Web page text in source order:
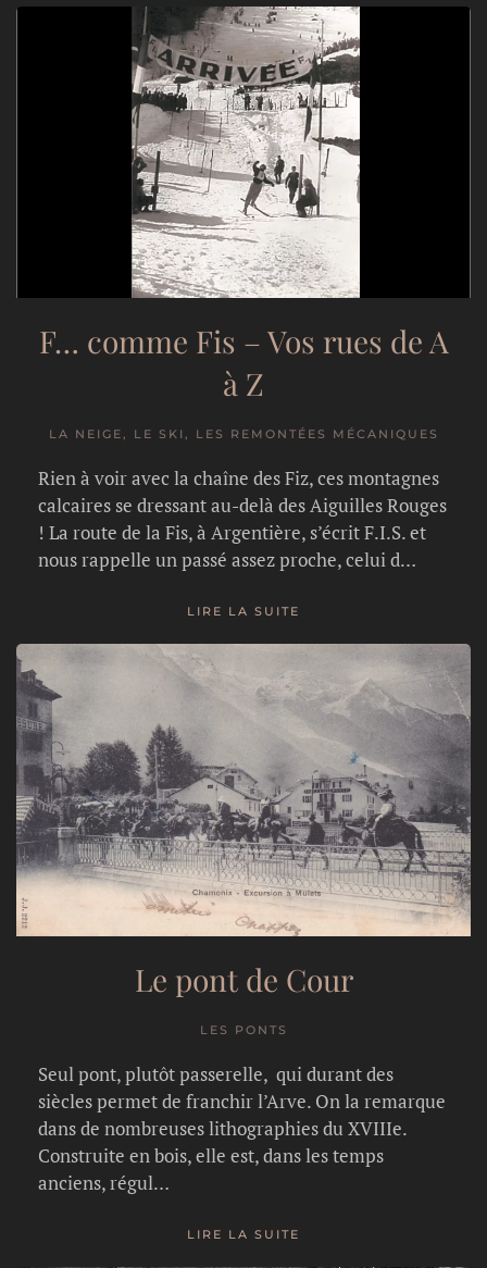
F… comme Fis – Vos rues de A
à Z
LA NEIGE, LE SKI, LES REMONTÉES MÉCANIQUES
Rien à voir avec la chaîne des Fiz, ces montagnes
calcaires se dressant au-delà des Aiguilles Rouges
! La route de la Fis, à Argentière, s’écrit F.I.S. et
nous rappelle un passé assez proche, celui d…
LIRE LA SUITE
Le pont de Cour
LES PONTS
Seul pont, plutôt passerelle, qui durant des
siècles permet de franchir l’Arve. On la remarque
dans de nombreuses lithographies du XVIIIe.
Construite en bois, elle est, dans les temps
anciens, régul…
LIRE LA SUITE